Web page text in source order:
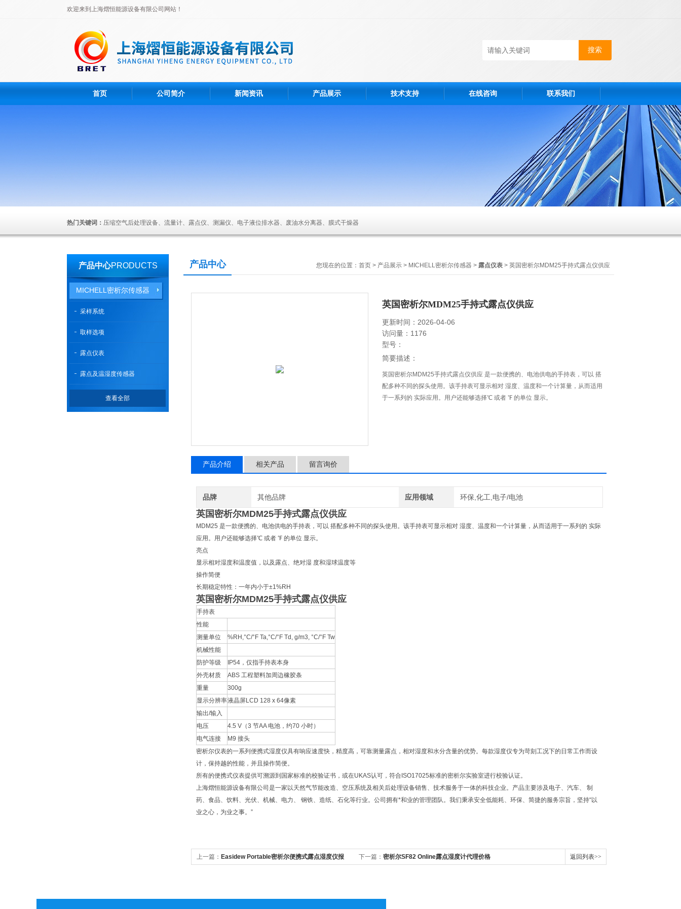
欢迎来到上海熠恒能源设备有限公司网站！
首页 公司简介 新闻资讯 产品展示 技术支持 在线咨询 联系我们
热门关键词： 压缩空气后处理设备、流量计、露点仪、测漏仪、电子液位排水器、废油水分离器、膜式干燥器
产品中心PRODUCTS
MICHELL密析尔传感器
采样系统
取样选项
露点仪表
露点及温湿度传感器
查看全部
产品中心 您现在的位置： 首页 > 产品展示 > MICHELL密析尔传感器 > 露点仪表 > 英国密析尔MDM25手持式露点仪供应
英国密析尔MDM25手持式露点仪供应
更新时间：2026-04-06
访问量：1176
型号：
简要描述：
英国密析尔MDM25手持式露点仪供应 是一款便携的、电池供电的手持表，可以 搭
配多种不同的探头使用。该手持表可显示相对 湿度、温度和一个计算量，从而适用
于一系列的 实际应用。用户还能够选择℃ 或者 ℉ 的单位 显示。
产品介绍 相关产品 留言询价
品牌 其他品牌 应用领域 环保,化工,电子/电池
英国密析尔MDM25手持式露点仪供应
MDM25 是一款便携的、电池供电的手持表，可以 搭配多种不同的探头使用。该手持表可显示相对 湿度、温度和一个计算量，从而适用于一系列的 实际
应用。用户还能够选择℃ 或者 ℉ 的单位 显示。
亮点
显示相对湿度和温度值，以及露点、绝对湿 度和湿球温度等
操作简便
长期稳定特性：一年内小于±1%RH
英国密析尔MDM25手持式露点仪供应
手持表
性能
测量单位
%RH,°C/°F Ta,°C/°F Td, g/m3, °C/°F Tw
机械性能
防护等级
IP54，仅指手持表本身
外壳材质
ABS 工程塑料加周边橡胶条
重量
300g
显示分辨率液晶屏LCD 128 x 64像素
输出/输入
电压
4.5 V（3 节AA 电池，约70 小时）
电气连接
M9 接头
密析尔仪表的一系列便携式湿度仪具有响应速度快，精度高，可靠测量露点，相对湿度和水分含量的优势。每款湿度仪专为苛刻工况下的日常工作而设
计，保持越的性能，并且操作简便。
所有的便携式仪表提供可溯源到国家标准的校验证书，或在UKAS认可，符合ISO17025标准的密析尔实验室进行校验认证。
上海熠恒能源设备有限公司是一家以天然气节能改造、空压系统及相关后处理设备销售、技术服务于一体的科技企业。产品主要涉及电子、汽车、 制
药、食品、饮料、光伏、机械、电力、 钢铁、造纸、石化等行业。公司拥有*和业的管理团队。我们秉承安全低能耗、环保、简捷的服务宗旨，坚持“以
业之心，为业之事。”
上一篇： Easidew Portable密析尔便携式露点湿度仪报 下一篇： 密析尔SF82 Online露点湿度计代理价格 返回列表>>